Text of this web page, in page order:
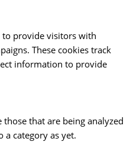
to provide visitors with
These cookies track
information to provide
that are being analyzed
a category as yet.